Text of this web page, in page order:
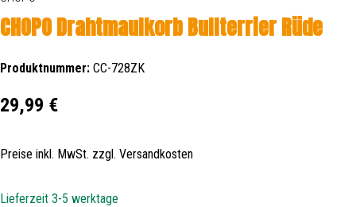
CHOPO Drahtmaulkorb Bullterrier Rüde
Produktnummer: CC-728ZK
Regulärer Preis:
29,99 €
Preise inkl. MwSt. zzgl. Versandkosten
Lieferzeit 3-5 werktage